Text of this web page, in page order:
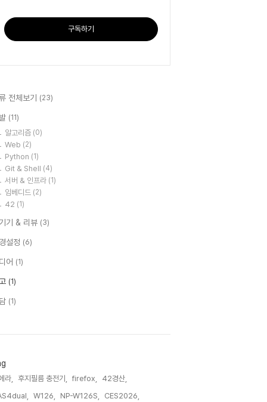
구독하기
전체보기 (23)
(11)
알고리즘 (0)
Web (2)
Python (1)
Git & Shell (4)
서버 & 인프라 (1)
임베디드 (2)
42 (1)
기 & 리뷰 (3)
설정 (6)
어 (1)
(1)
(1)
라, 후지필름 충전기, firefox,
42경산,
W126, NP-W126S,
CES2026,